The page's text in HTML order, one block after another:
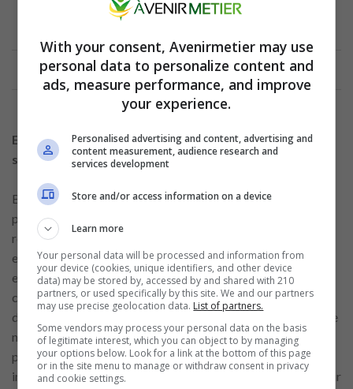
Annonce
Exigences générales pour travailler dans les
supermarchés en France
Bien que les fonctions et les responsabilités varient d’un
poste à l’autre, certaines exigences générales doivent être
remplies par les candidats aux postes dans les supermarchés
en France. Premièrement, la maîtrise de la langue française
est essentielle, car la communication avec l’équipe et les
clients sera constante. En outre, l’expérience antérieure dans
des fonctions similaires peut être un atout important, mais de
nombreuses chaînes de supermarchés offrent une formation
pour les postes plus opérationnels. Les compétences
interpersonnelles sont également valorisées, notamment pour
With your consent, Avenirmetier may use
personal data to personalize content and
ads, measure performance, and improve
your experience.
Personalised advertising and content, advertising and
content measurement, audience research and
services development
Store and/or access information on a device
Learn more
Your personal data will be processed and information from
your device (cookies, unique identifiers, and other device
data) may be stored by, accessed by and shared with 210
partners, or used specifically by this site. We and our partners
may use precise geolocation data. List of partners.
Some vendors may process your personal data on the basis
of legitimate interest, which you can object to by managing
your options below. Look for a link at the bottom of this page
or in the site menu to manage or withdraw consent in privacy
and cookie settings.